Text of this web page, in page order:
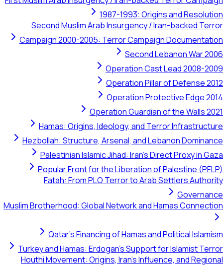
1987-1993: Origins and
Second Muslim Arab Insurgency / Iran-backed
Campaign 2000-2005: Terror Campaign
Second Lebanon War
Operation Cast Lead 2008-
Operation Pillar of Defense
Operation Protective Edge
Operation Guardian of the Walls
Hamas: Origins, Ideology, and Terror
Hezbollah: Structure, Arsenal, and Lebanon
Palestinian Islamic Jihad: Iran's Direct Proxy in
Popular Front for the Liberation of Palestine
Fatah: From PLO Terror to Arab Settlers
Muslim Brotherhood: Global Network and Hamas
Qatar's Financing of Hamas and Political
Turkey and Hamas: Erdogan's Support for Islamist
Houthi Movement: Origins, Iran's Influence, and